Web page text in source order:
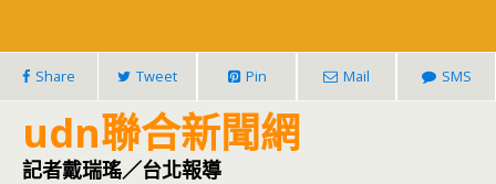
Share Tweet Pin Mail SMS
udn聯合新聞網
記者戴瑞瑤／台北報導